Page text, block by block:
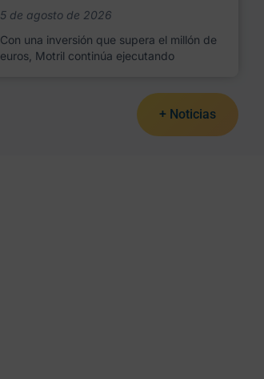
5 de agosto de 2026
Con una inversión que supera el millón de
euros, Motril continúa ejecutando
+ Noticias